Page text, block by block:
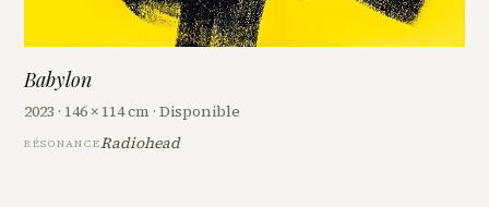
Babylon
2023 · 146 × 114 cm · Disponible
RÉSONANCERadiohead